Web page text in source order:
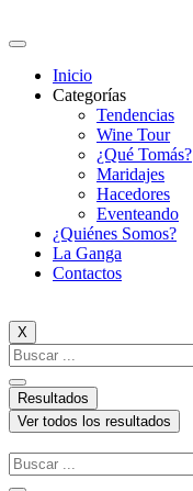
al
Inicio
Categorías
Tendencias
Wine Tour
¿Qué Tomás?
Maridajes
Hacedores
Eventeando
¿Quiénes Somos?
La Ganga
Contactos
X
Search
...
Resultados
Ver todos los resultados
Search
...